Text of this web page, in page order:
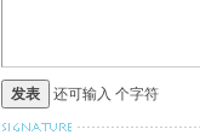
发表 还可输入 个字符